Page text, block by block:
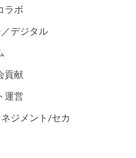
ラボ
デジタル
貢献
運営
ジメント/セカ